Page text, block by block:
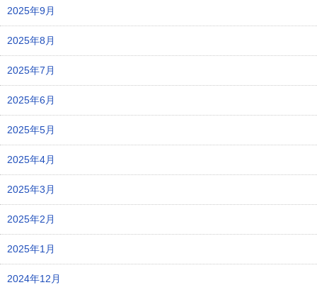
2025年9月
2025年8月
2025年7月
2025年6月
2025年5月
2025年4月
2025年3月
2025年2月
2025年1月
2024年12月